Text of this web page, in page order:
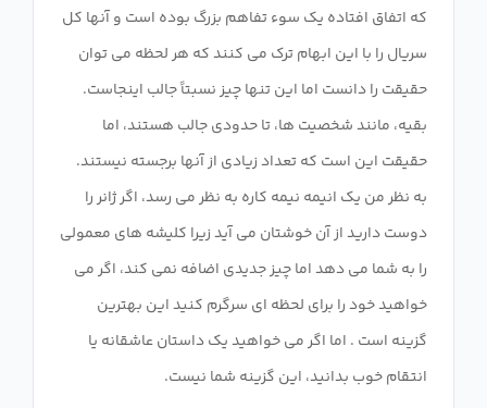
که اتفاق افتاده یک سوء تفاهم بزرگ بوده است و آنها کل
سریال را با این ابهام ترک می کنند که هر لحظه می توان
بقیه، مانند شخصیت ها، تا حدودی جالب هستند، اما
به نظر من یک انیمه نیمه کاره به نظر می رسد، اگر ژانر را
دوست دارید از آن خوشتان می آید زیرا کلیشه های معمولی
را به شما می دهد اما چیز جدیدی اضافه نمی کند، اگر می
خواهید خود را برای لحظه ای سرگرم کنید این بهترین
گزینه است . اما اگر می خواهید یک داستان عاشقانه یا